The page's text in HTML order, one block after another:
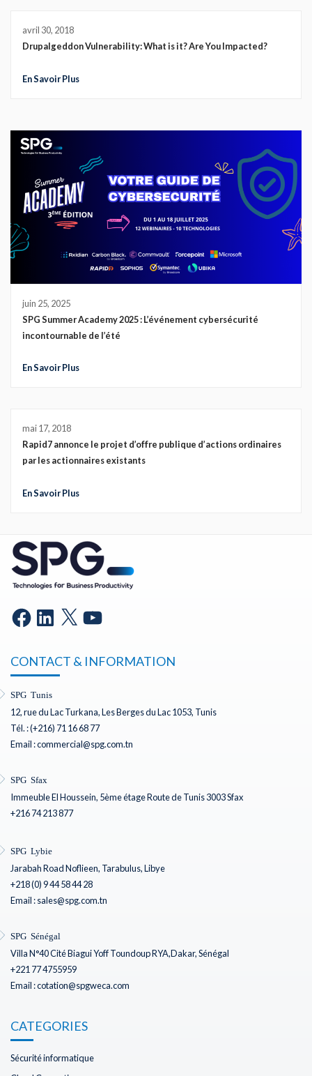
avril 30, 2018
Drupalgeddon Vulnerability: What is it? Are You Impacted?
En Savoir Plus
juin 25, 2025
SPG Summer Academy 2025 : L’événement cybersécurité
incontournable de l’été
En Savoir Plus
mai 17, 2018
Rapid7 annonce le projet d’offre publique d’actions ordinaires
par les actionnaires existants
En Savoir Plus
CONTACT & INFORMATION
SPG Tunis
12, rue du Lac Turkana, Les Berges du Lac 1053, Tunis
Tél. : (+216) 71 16 68 77
Email : commercial@spg.com.tn
SPG Sfax
Immeuble El Houssein, 5ème étage Route de Tunis 3003 Sfax
+216 74 213 877
SPG Lybie
Jarabah Road Noflieen, Tarabulus, Libye
+218 (0) 9 44 58 44 28
Email : sales@spg.com.tn
SPG Sénégal
Villa N°40 Cité Biagui Yoff Toundoup RYA,Dakar, Sénégal
+221 77 4755959
Email : cotation@spgweca.com
CATEGORIES
Sécurité informatique